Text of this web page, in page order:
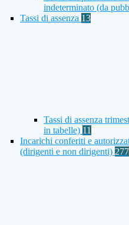
indeterminato (da
Tassi di assenza 13
Tassi di assenza
in tabelle) 11
Incarichi conferiti e
(dirigenti e non dirigenti) 277